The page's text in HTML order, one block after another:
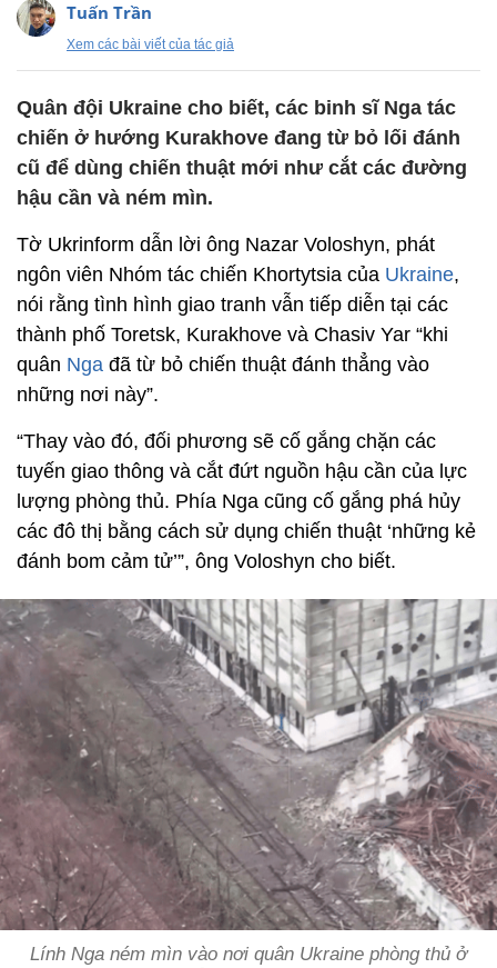
Tuấn Trần
Xem các bài viết của tác giả
Quân đội Ukraine cho biết, các binh sĩ Nga tác
chiến ở hướng Kurakhove đang từ bỏ lối đánh
cũ để dùng chiến thuật mới như cắt các đường
hậu cần và ném mìn.
Tờ Ukrinform dẫn lời ông Nazar Voloshyn, phát
ngôn viên Nhóm tác chiến Khortytsia của Ukraine,
nói rằng tình hình giao tranh vẫn tiếp diễn tại các
thành phố Toretsk, Kurakhove và Chasiv Yar “khi
quân Nga đã từ bỏ chiến thuật đánh thẳng vào
những nơi này”.
“Thay vào đó, đối phương sẽ cố gắng chặn các
tuyến giao thông và cắt đứt nguồn hậu cần của lực
lượng phòng thủ. Phía Nga cũng cố gắng phá hủy
các đô thị bằng cách sử dụng chiến thuật ‘những kẻ
đánh bom cảm tử’”, ông Voloshyn cho biết.
Lính Nga ném mìn vào nơi quân Ukraine phòng thủ ở